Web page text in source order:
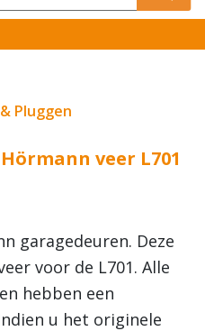
Pluggen
veer L701
garagedeuren. Deze
voor de L701. Alle
hebben een
u het originele